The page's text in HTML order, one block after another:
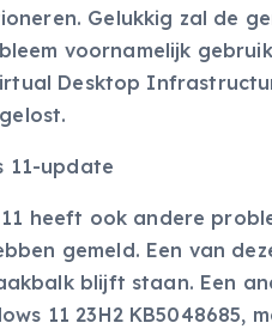
Gelukkig zal de
voornamelijk
Desktop
11-update
heeft ook andere
gemeld. Een van
blijft staan. Een
11 23H2 KB5048685,